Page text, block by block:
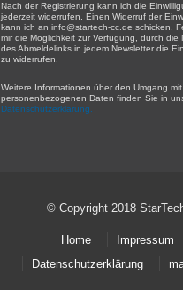
Nach der Registrierung kann ich die
jederzeit widerrufen. Einen Widerruf der
kann ich an info@startech-cc.de schicken.
mir die Möglichkeit zur Verfügung, durch die
des Abmeldelinks in jedem Newsletter die
zu widerrufen.
Weitere Informationen über den Umgang mit
personenbezogenen Daten finden Sie in
Datenschutzerklärung.
© Copyright 2018
Home
Impressum
Datenschutzerklärung